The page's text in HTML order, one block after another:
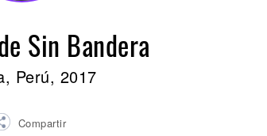
Sin Bandera
Perú, 2017
Compartir